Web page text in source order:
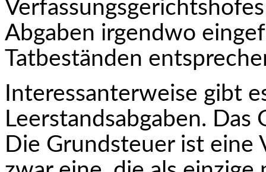
Abgaben ir­gendwo
Tatbeständen
Interessanterweise gibt
Leerstandsabgaben.
Die Grundsteuer ist eine